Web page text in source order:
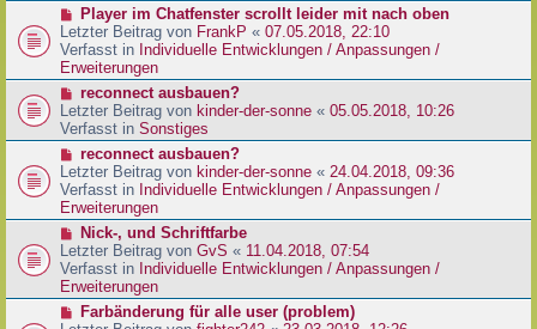
g
r
a
g
e
r
B
e
i
r
a
g
N
e
u
e
r
B
e
i
r
a
g
Player im Chatfenster scrollt leider mit nach oben
Letzter Beitrag von FrankP « 07.05.2018, 22:10
Verfasst in Individuelle Entwicklungen / Anpassungen /
Erweiterungen
N
e
u
e
r
B
e
i
r
a
g
reconnect ausbauen?
Letzter Beitrag von kinder-der-sonne « 05.05.2018, 10:26
Verfasst in Sonstiges
N
e
u
e
r
B
e
i
t
reconnect ausbauen?
Letzter Beitrag von kinder-der-sonne « 24.04.2018, 09:36
Verfasst in Individuelle Entwicklungen / Anpassungen /
Erweiterungen
N
e
u
e
r
B
Nick-, und Schriftfarbe
Letzter Beitrag von GvS « 11.04.2018, 07:54
Verfasst in Individuelle Entwicklungen / Anpassungen /
Erweiterungen
NFarbänderung für alle user (problem)